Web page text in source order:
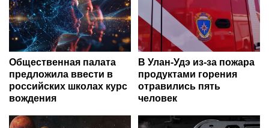
Общественная палата
предложила ввести в
российских школах курс
вождения
В Улан-Удэ из-за пожара
продуктами горения
отравились пять
человек